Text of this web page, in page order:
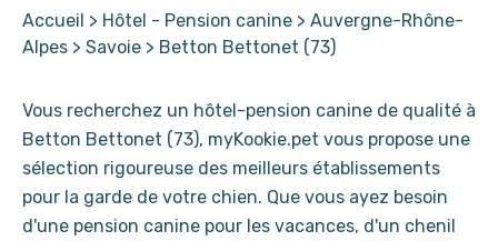
Accueil > Hôtel - Pension canine > Auvergne-Rhône-
Alpes > Savoie > Betton Bettonet (73)
Vous recherchez un hôtel-pension canine de qualité à
Betton Bettonet (73), myKookie.pet vous propose une
sélection rigoureuse des meilleurs établissements
pour la garde de votre chien. Que vous ayez besoin
d'une pension canine pour les vacances, d'un chenil